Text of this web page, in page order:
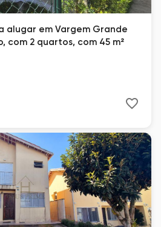
alugar em Vargem Grande
com 2 quartos, com 45 m²